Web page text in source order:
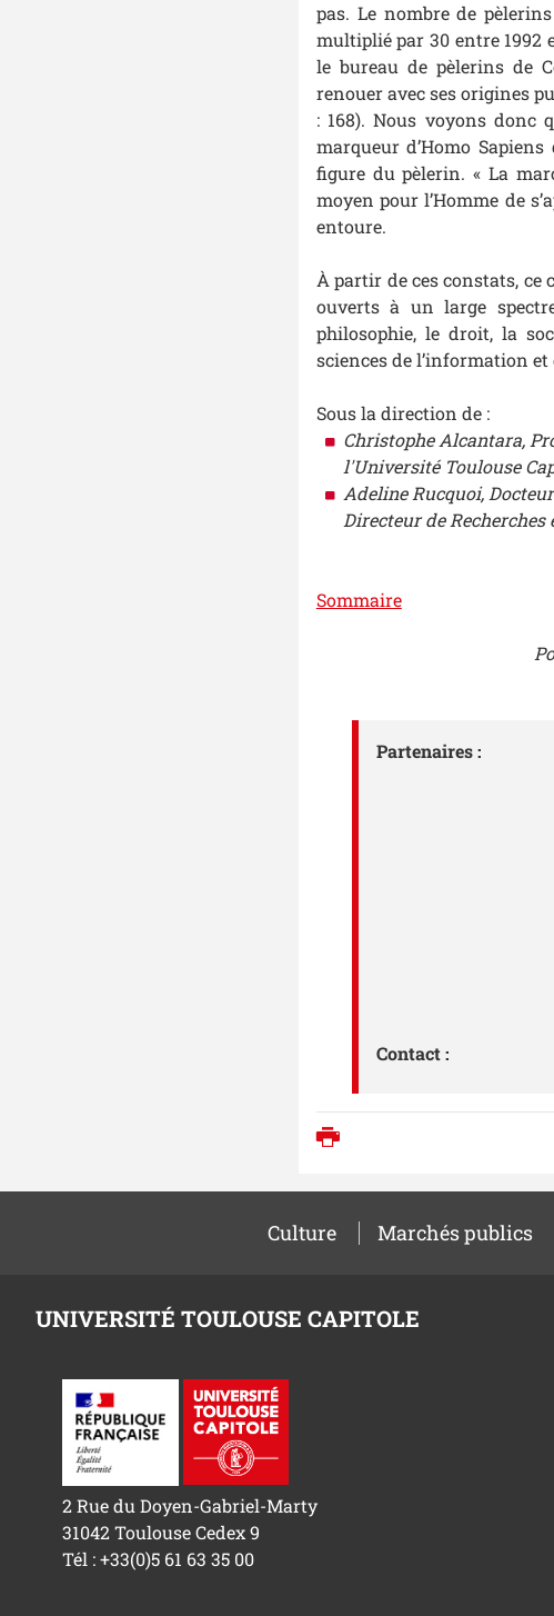
pas. Le nombre de
multiplié par 30 entre 1992
le bureau de pèlerins de
renouer avec ses origines
: 168). Nous voyons donc
marqueur d’Homo
figure du pèlerin. « La
moyen pour l’Homme de
entoure.
À partir de ces constats,
ouverts à un large
philosophie, le droit, la
sciences de l’information
Sous la direction de :
Christophe Alcantara,
l'Université Toulouse
Adeline Rucquoi,
Directeur de Recherches
Sommaire
Partenaires :
Contact :
Culture Marchés publics
UNIVERSITÉ TOULOUSE CAPITOLE
2 Rue du Doyen-Gabriel-Marty
31042 Toulouse Cedex 9
Tél : +33(0)5 61 63 35 00